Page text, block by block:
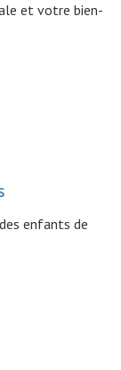
et votre bien-
enfants de